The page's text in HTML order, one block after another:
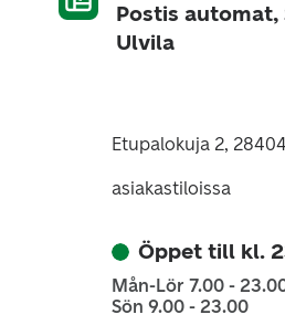
Postis automat,
Ulvila
Etupalokuja 2,
asiakastiloissa
Öppet till kl.
Mån-Lör 7.00 -
Sön 9.00 - 23.00